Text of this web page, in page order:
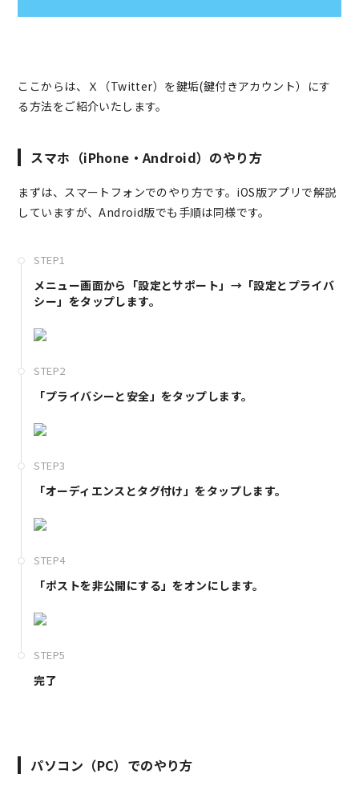
ここからは、Ｘ（Twitter）を鍵垢(鍵付きアカウント）にす
る方法をご紹介いたします。
スマホ（iPhone・Android）のやり方
まずは、スマートフォンでのやり方です。iOS版アプリで解説
していますが、Android版でも手順は同様です。
STEP1
メニュー画面から「設定とサポート」→「設定とプライバ
シー」をタップします。
STEP2
「プライバシーと安全」をタップします。
STEP3
「オーディエンスとタグ付け」をタップします。
STEP4
「ポストを非公開にする」をオンにします。
STEP5
完了
パソコン（PC）でのやり方